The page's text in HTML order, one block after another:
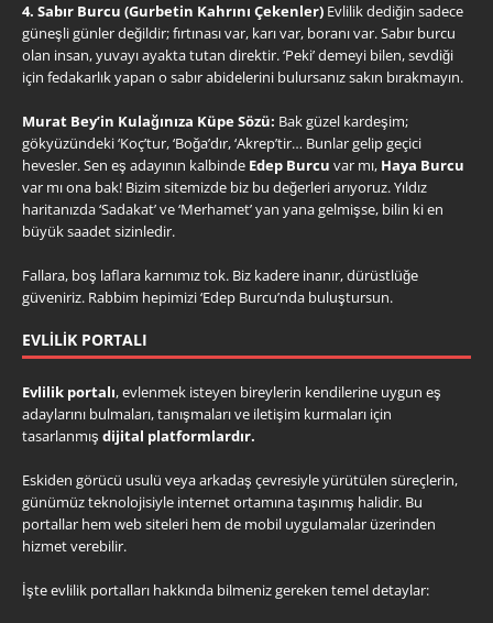
4. Sabır Burcu (Gurbetin Kahrını Çekenler) Evlilik dediğin sadece
güneşli günler değildir; fırtınası var, karı var, boranı var. Sabır burcu
olan insan, yuvayı ayakta tutan direktir. ‘Peki’ demeyi bilen, sevdiği
için fedakarlık yapan o sabır abidelerini bulursanız sakın bırakmayın.
Murat Bey’in Kulağınıza Küpe Sözü: Bak güzel kardeşim;
gökyüzündeki ‘Koç’tur, ‘Boğa’dır, ‘Akrep’tir… Bunlar gelip geçici
hevesler. Sen eş adayının kalbinde Edep Burcu var mı, Haya Burcu
var mı ona bak! Bizim sitemizde biz bu değerleri arıyoruz. Yıldız
haritanızda ‘Sadakat’ ve ‘Merhamet’ yan yana gelmişse, bilin ki en
büyük saadet sizinledir.
Fallara, boş laflara karnımız tok. Biz kadere inanır, dürüstlüğe
güveniriz. Rabbim hepimizi ‘Edep Burcu’nda buluştursun.
EVLILIK PORTALI
Evlilik portalı, evlenmek isteyen bireylerin kendilerine uygun eş
adaylarını bulmaları, tanışmaları ve iletişim kurmaları için
tasarlanmış dijital platformlardır.
Eskiden görücü usulü veya arkadaş çevresiyle yürütülen süreçlerin,
günümüz teknolojisiyle internet ortamına taşınmış halidir. Bu
portallar hem web siteleri hem de mobil uygulamalar üzerinden
hizmet verebilir.
İşte evlilik portalları hakkında bilmeniz gereken temel detaylar: